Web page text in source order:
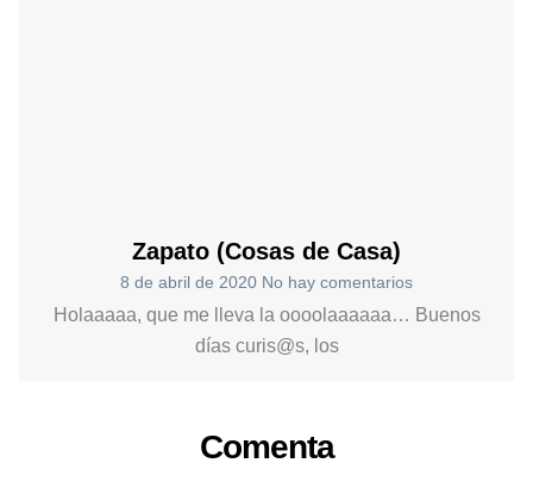
Zapato (Cosas de Casa)
8 de abril de 2020 No hay comentarios
Holaaaaa, que me lleva la oooolaaaaaa… Buenos
días curis@s, los
Comenta